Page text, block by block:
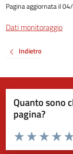
Pagina aggiornata il
Dati monitoraggio
Indietro
Quanto sono
pagina?
Valuta da 1 a 5 stelle
Valuta 3
Valuta 2
Valuta 1 stelle su